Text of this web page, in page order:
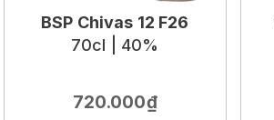
BSP Chivas 12 F26
70cl | 40%
720.000₫